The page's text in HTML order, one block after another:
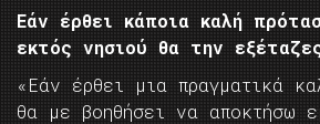
Εάν έρθει κάποια καλή
εκτός νησιού θα την
«Εάν έρθει μια πραγματικά
θα με βοηθήσει να αποκτήσω